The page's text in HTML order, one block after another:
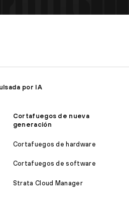
por IA
Cortafuegos de nueva
generación
Cortafuegos de hardware
Cortafuegos de software
Strata Cloud Manager